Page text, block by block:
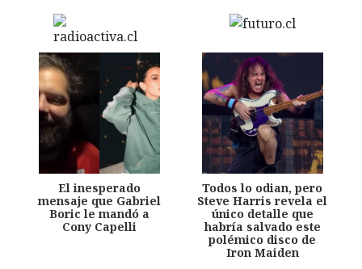
El inesperado
mensaje que Gabriel
Boric le mandó a
Cony Capelli
Todos lo odian, pero
Steve Harris revela el
único detalle que
habría salvado este
polémico disco de
Iron Maiden